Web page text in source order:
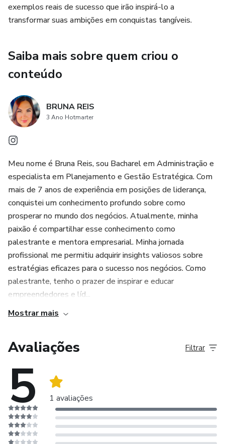
- INSTAGRAM ADS
- FLUXO DE CAIXA
- MARKETING DE CAUSA
- COMUNIDADE
- ANCORAGEM DE PREÇO
exemplos reais de sucesso que irão inspirá-lo a
transformar suas ambições em conquistas tangíveis.
Saiba mais sobre quem criou o
conteúdo
BRUNA REIS
3 Ano Hotmarter
Meu nome é Bruna Reis, sou Bacharel em Administração e
especialista em Planejamento e Gestão Estratégica. Com
mais de 7 anos de experiência em posições de liderança,
conquistei um conhecimento profundo sobre como
prosperar no mundo dos negócios. Atualmente, minha
paixão é compartilhar esse conhecimento como
palestrante e mentora empresarial. Minha jornada
profissional me permitiu adquirir insights valiosos sobre
estratégias eficazes para o sucesso nos negócios. Como
palestrante, tenho o prazer de inspirar e educar
empreendedores e líd...
Mostrar mais
Avaliações
5 1 avaliações
Filtrar